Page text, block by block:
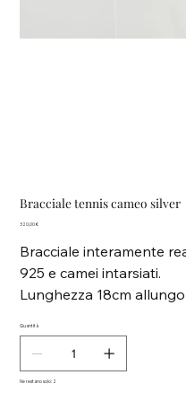
Bracciale tennis cameo silver
Prezzo
320,00 €
Bracciale interamente
925 e camei intarsiati.
Lunghezza 18cm
Quantità
Ne restano solo: 2